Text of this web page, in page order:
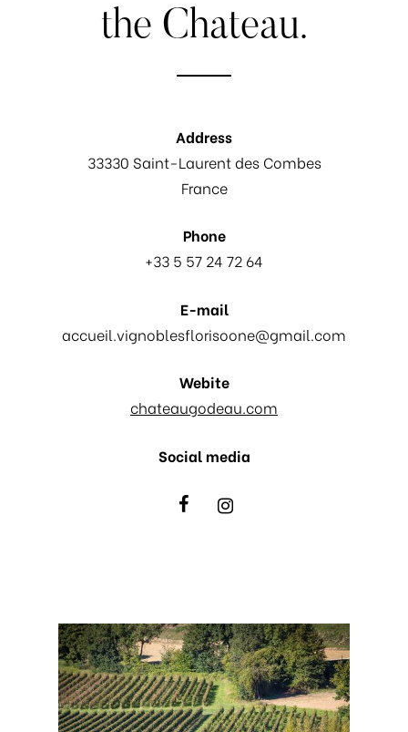
the Chateau.
Address
33330 Saint-Laurent des Combes
France
Phone
+33 5 57 24 72 64
E-mail
accueil.vignoblesflorisoone@gmail.com
Webite
chateaugodeau.com
Social media